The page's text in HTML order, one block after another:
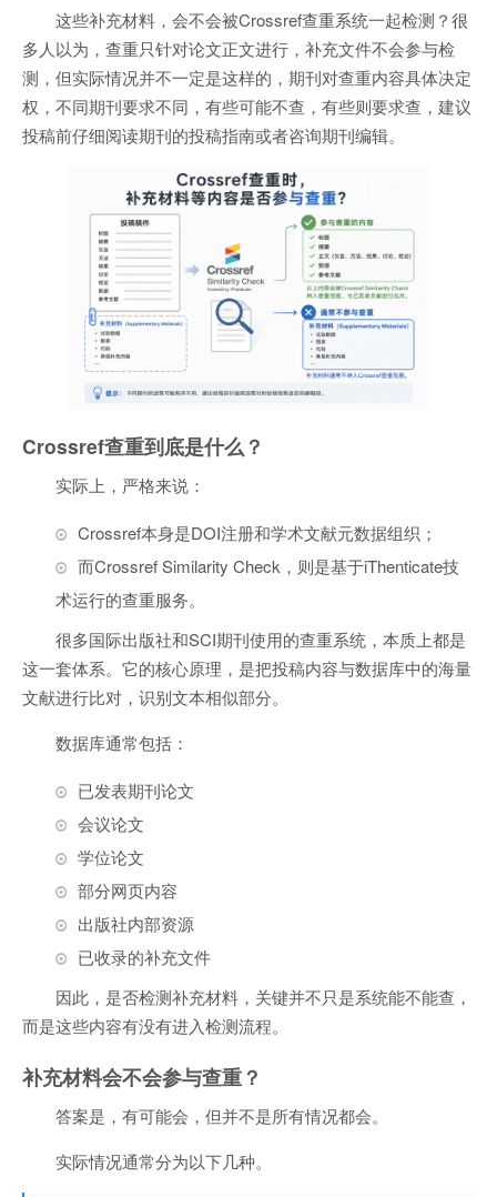
这些补充材料，会不会被Crossref查重系统一起检测？很
多人以为，查重只针对论文正文进行，补充文件不会参与检
测，但实际情况并不一定是这样的，期刊对查重内容具体决定
权，不同期刊要求不同，有些可能不查，有些则要求查，建议
投稿前仔细阅读期刊的投稿指南或者咨询期刊编辑。
Crossref查重到底是什么？
实际上，严格来说：
Crossref本身是DOI注册和学术文献元数据组织；
而Crossref Similarity Check，则是基于iThenticate技
术运行的查重服务。
很多国际出版社和SCI期刊使用的查重系统，本质上都是
这一套体系。它的核心原理，是把投稿内容与数据库中的海量
文献进行比对，识别文本相似部分。
数据库通常包括：
已发表期刊论文
会议论文
学位论文
部分网页内容
出版社内部资源
已收录的补充文件
因此，是否检测补充材料，关键并不只是系统能不能查，
而是这些内容有没有进入检测流程。
补充材料会不会参与查重？
答案是，有可能会，但并不是所有情况都会。
实际情况通常分为以下几种。